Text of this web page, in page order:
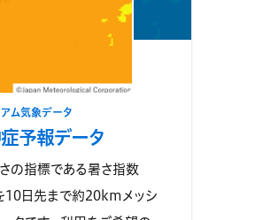
アム気象データ
予報データ
の指標である暑さ指数
10日先まで約20kmメッシ